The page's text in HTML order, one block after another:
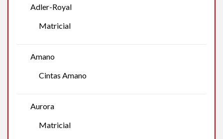
Adler-Royal
Matricial
Amano
Cintas Amano
Aurora
Matricial